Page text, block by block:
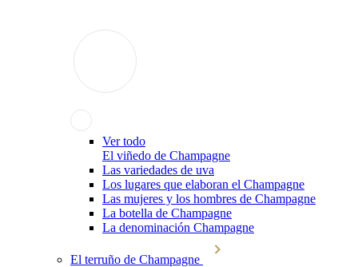
Ver todo
El viñedo de Champagne
Las variedades de uva
Los lugares que elaboran el Champagne
Las mujeres y los hombres de Champagne
La botella de Champagne
La denominación Champagne
El terruño de Champagne